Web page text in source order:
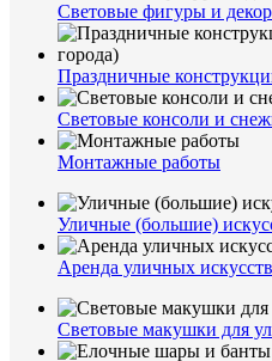
Световые фигуры и
Праздничные
Световые консоли и
Монтажные работы
Уличные (большие)
Аренда уличных
Световые макушки для